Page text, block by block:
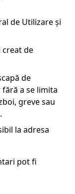
de Utilizare și
creat de
de
fără a se limita
greve sau
la adresa
pot fi